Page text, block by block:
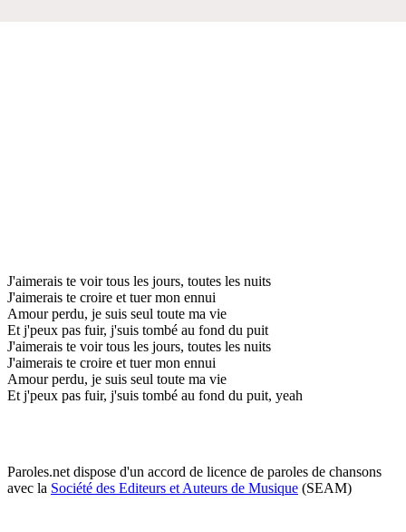
J'aimerais te voir tous les jours, toutes les nuits
J'aimerais te croire et tuer mon ennui
Amour perdu, je suis seul toute ma vie
Et j'peux pas fuir, j'suis tombé au fond du puit
J'aimerais te voir tous les jours, toutes les nuits
J'aimerais te croire et tuer mon ennui
Amour perdu, je suis seul toute ma vie
Et j'peux pas fuir, j'suis tombé au fond du puit, yeah
Paroles.net dispose d'un accord de licence de paroles de chansons
avec la Société des Editeurs et Auteurs de Musique (SEAM)